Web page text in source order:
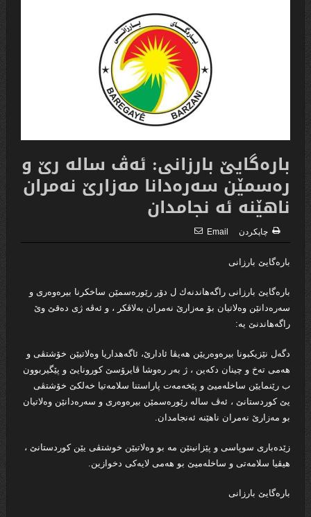
بارەگایێ بارزانی: ئەڤ سالە رێ و
رەسمێن سەرەدانا مەزارێ نەمران
ناهێنە ئە نجامدان
چاپكردن Email
باره‌گایێ بارزانى
باره‌گایێ بارزانی راگه‌هاندنه‌ك ل دۆر رێورەسمێن ساخکرنا بیرەوەری و
سەرەدانێن وه‌لاتیان بۆ مەزارێ نەمران به‌لاڤكر ، و ئه‌ڤه‌ ژى ده‌قێ وێ
راگه‌هاندنێ یه‌:
دگەل نێزیکبونا بیرەوەریێن هه‌یڤا ئادارێ، ئاگەهداریا وه‌لاتیێن خۆشتڤی و
هەمى تەخ و چینان دکەین ، ژ به‌ر ر‌ه‌وشا ڤایرۆسێ کورونایێ و پێگیربوون
ب رێنمایێن ساخلەمیێ و پێخەمەت پاراستنا سلامەتیا خەلکێ خۆشتڤی
یێ کوردستانێ ، ئەڤ سالە رێورەسمێن بیرەوەری و سەرەدانێن وه‌لاتیان
بو مەزارێ نەمران ناهێنه‌ ئه‌نجامدان.
زێده‌بارى سوپاسی و پێزانینێن مە بو وه‌لاتیێن خوشتڤی یێن کوردستانێ ،
هیڤیا سلامەتی و ساخلەمیێ بو هه‌مى لایه‌كى دخوازین.
بارەگایێ بارزانی